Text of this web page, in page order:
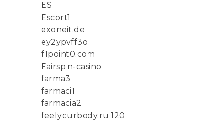
ES
Escort1
exoneit.de
ey2ypvff3o
f1point0.com
Fairspin-casino
farma3
farmaci1
farmacia2
feelyourbody.ru 120